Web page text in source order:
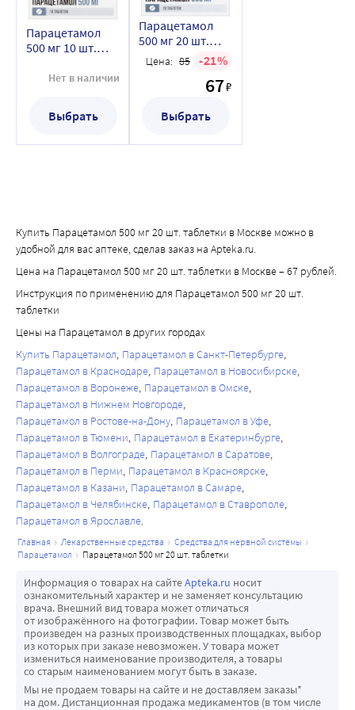
печени следует проводить в начале лечения и затем -
каждые 24 ч. В большинстве случаев активность
микросомальных ферментов печени нормализуется в
течение 1-2 недель. В очень тяжелых случаях может
потребоваться пересадка печени.
Парацетамол
500 мг 10 шт.
Нет в наличии
Выбрать
Парацетамол
500 мг 20 шт.
таблетки
Цена: 85 21
67₽
Выбрать
Купить Парацетамол 500 мг 20 шт. таблетки в Москве можно в
удобной для вас аптеке, сделав заказ на Apteka.ru.
Цена на Парацетамол 500 мг 20 шт. таблетки в Москве – 67 рублей.
Инструкция по применению для Парацетамол 500 мг 20 шт.
таблетки
Цены на Парацетамол в других городах
Купить Парацетамол Парацетамол в Санкт-Петербурге
Парацетамол в Краснодаре Парацетамол в Новосибирске
Парацетамол в Воронеже Парацетамол в Омске
Парацетамол в Нижнем Новгороде
Парацетамол в Ростове-на-Дону Парацетамол в Уфе
Парацетамол в Тюмени Парацетамол в Екатеринбурге
Парацетамол в Волгограде Парацетамол в Саратове
Парацетамол в Перми Парацетамол в Красноярске
Парацетамол в Казани Парацетамол в Самаре
Парацетамол в Челябинске Парацетамол в Ставрополе
Парацетамол в Ярославле
главная лекарственные средства
средства для нервной системы
парацетамол
парацетамол 500 мг 20 шт. таблетки
Информация о товарах на сайтеApteka.ru носит
ознакомительный характер и не заменяет консультацию
врача. Внешний вид товара может отличаться
от изображённого на фотографии. Товар может быть
произведен на разных производственных площадках, выбор
из которых при заказе невозможен. У товара может
измениться наименование производителя, а товары
со старым наименованием могут быть в заказе.
Мы не продаем товары на сайте и не доставляем заказы*
на дом. Дистанционная продажа медикаментов (в том числе